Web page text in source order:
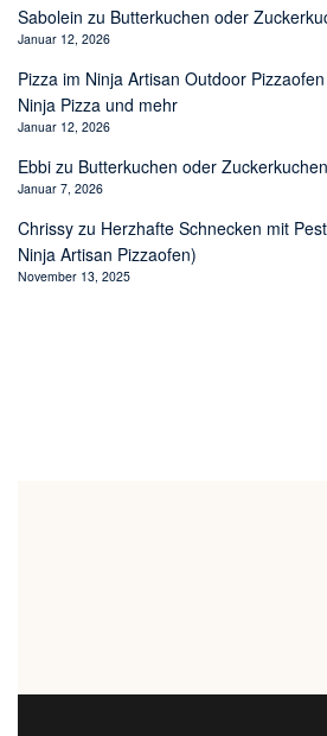
Sabolein zu Butterkuchen oder
Januar 12, 2026
Pizza im Ninja Artisan Outdoor
Ninja Pizza und mehr
Januar 12, 2026
Ebbi zu Butterkuchen oder Zuckerkuchen
Januar 7, 2026
Chrissy zu Herzhafte Schnecken mit
Ninja Artisan Pizzaofen)
November 13, 2025